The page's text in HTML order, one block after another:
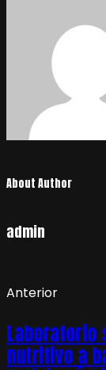
About Author
admin
Anterior
Laboratorio
nutritivo a